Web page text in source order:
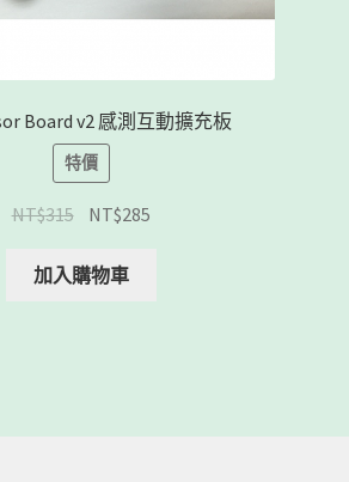
Board v2 感測互動擴充板
特價
NT$315 NT$285
加入購物車